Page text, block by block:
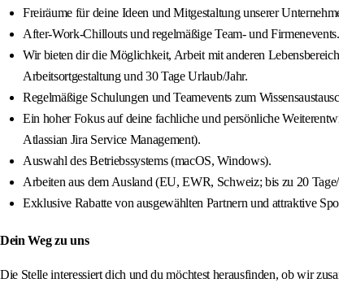
Freiräume für deine Ideen und Mitgestaltung unserer
After-Work-Chillouts und regelmäßige Team- und Firmenevents.
Wir bieten dir die Möglichkeit, Arbeit mit anderen
Arbeitsortgestaltung und 30 Tage Urlaub/Jahr.
Regelmäßige Schulungen und Teamevents zum
Ein hoher Fokus auf deine fachliche und persönliche
Atlassian Jira Service Management).
Auswahl des Betriebssystems (macOS, Windows).
Arbeiten aus dem Ausland (EU, EWR, Schweiz; bis zu 20
Exklusive Rabatte von ausgewählten Partnern und attraktive
Dein Weg zu uns
Die Stelle interessiert dich und du möchtest herausfinden, ob wir